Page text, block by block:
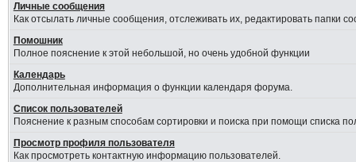
Личные сообщения
Как отсылать личные сообщения, отслеживать их, редактировать папки
Помошник
Полное пояснение к этой небольшой, но очень удобной функции
Календарь
Дополнительная информация о функции календаря форума.
Список пользователей
Пояснение к разным способам сортировки и поиска при помощи списка
Просмотр профиля пользователя
Как просмотреть контактную информацию пользователей.